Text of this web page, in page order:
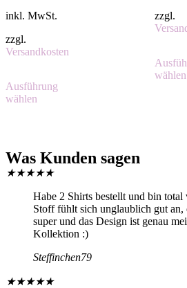
inkl. MwSt.
zzgl.
Versandkosten
Ausführung
wählen
zzgl.
wählen
Was Kunden sagen
★★★★★
Habe 2 Shirts bestellt und bin
Stoff fühlt sich unglaublich gut an,
super und das Design ist genau
Kollektion :)
Steffinchen79
★★★★★